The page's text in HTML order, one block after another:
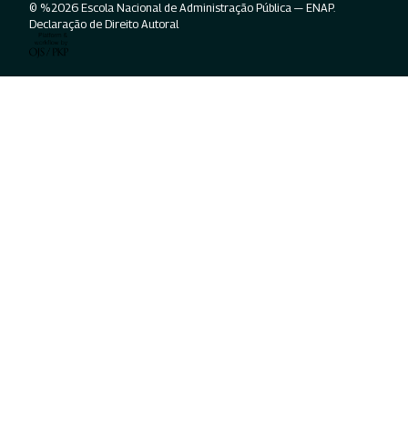
© %2026 Escola Nacional de Administração Pública — ENAP.
Declaração de Direito Autoral